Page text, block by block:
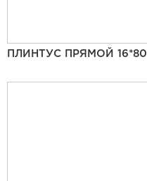
ПЛИНТУС ПРЯМОЙ 16*80